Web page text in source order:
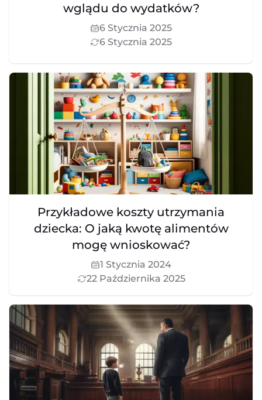
wglądu do wydatków?
6 Stycznia 2025
6 Stycznia 2025
Przykładowe koszty utrzymania
dziecka: O jaką kwotę alimentów
mogę wnioskować?
1 Stycznia 2024
22 Października 2025